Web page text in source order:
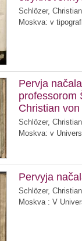
Schlözer,
Moskva: v
Pervja
professorom
Christian
Schlözer,
Moskva: v
Pervyja
Schlözer,
Moskva : V